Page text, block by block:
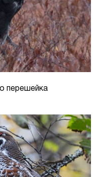
перешейка